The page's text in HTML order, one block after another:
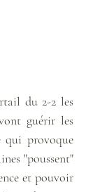
du 2-2 les
guérir les
qui provoque
"poussent"
et pouvoir